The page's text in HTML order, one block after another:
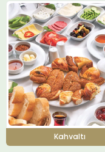
Kahvaltı